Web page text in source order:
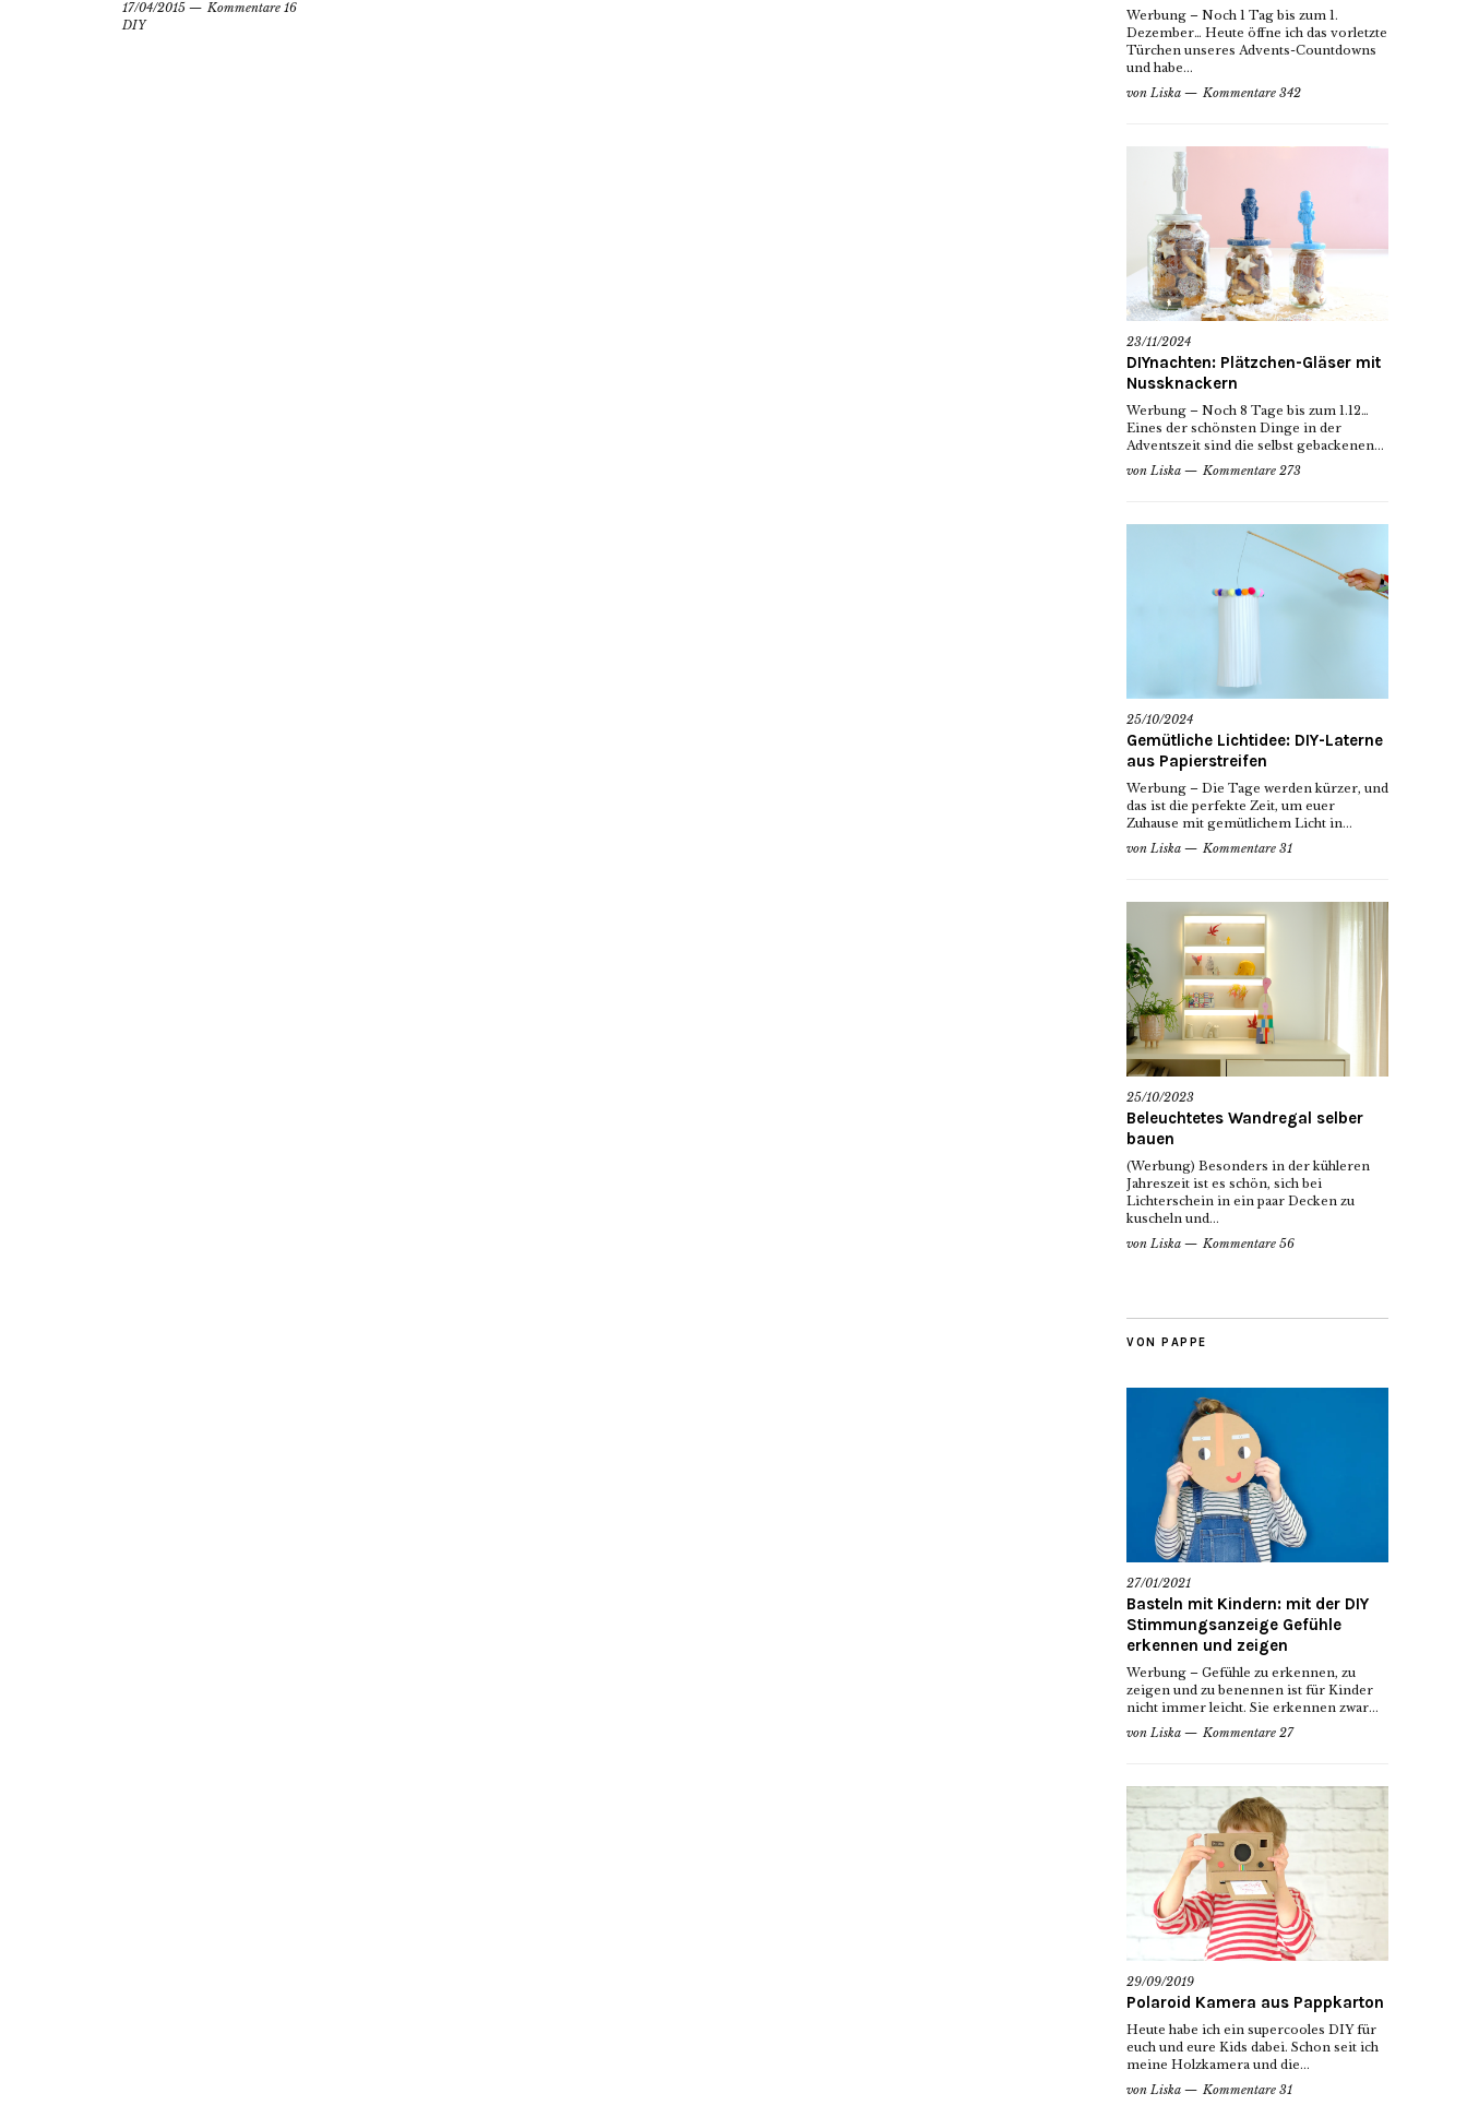
17/04/2015
Kommentare 16
DIY
Werbung – Noch 1 Tag bis zum 1.
Dezember… Heute öffne ich das vorletzte
Türchen unseres Advents-Countdowns
und habe...
von Liska Kommentare 342
23/11/2024
DIYnachten: Plätzchen-Gläser mit
Nussknackern
Werbung – Noch 8 Tage bis zum 1.12…
Eines der schönsten Dinge in der
Adventszeit sind die selbst gebackenen...
von Liska Kommentare 273
25/10/2024
Gemütliche Lichtidee: DIY-Laterne
aus Papierstreifen
Werbung – Die Tage werden kürzer, und
das ist die perfekte Zeit, um euer
Zuhause mit gemütlichem Licht in...
von Liska Kommentare 31
25/10/2023
Beleuchtetes Wandregal selber
bauen
(Werbung) Besonders in der kühleren
Jahreszeit ist es schön, sich bei
Lichterschein in ein paar Decken zu
kuscheln und...
von Liska Kommentare 56
VON PAPPE
27/01/2021
Basteln mit Kindern: mit der DIY
Stimmungsanzeige Gefühle
erkennen und zeigen
Werbung – Gefühle zu erkennen, zu
zeigen und zu benennen ist für Kinder
nicht immer leicht. Sie erkennen zwar...
von Liska Kommentare 27
29/09/2019
Polaroid Kamera aus Pappkarton
Heute habe ich ein supercooles DIY für
euch und eure Kids dabei. Schon seit ich
meine Holzkamera und die...
von Liska Kommentare 31